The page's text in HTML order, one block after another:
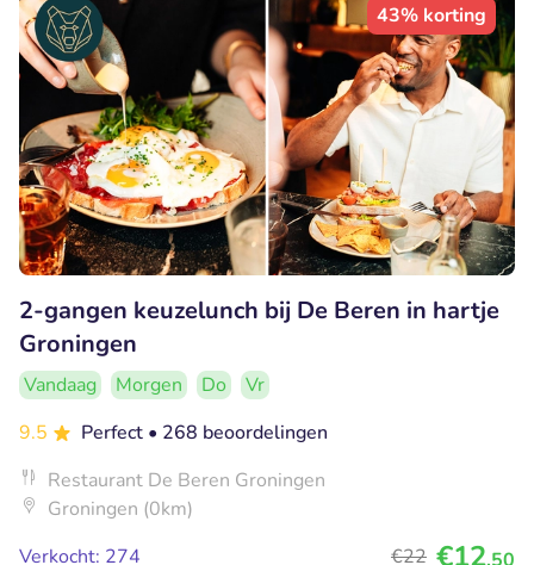
43% korting
2-gangen keuzelunch bij De Beren in hartje
Groningen
Vandaag Morgen Do
Vr
9.5
Perfect • 268 beoordelingen
Restaurant De Beren Groningen
Groningen (0km)
Verkocht: 274
€22 €12